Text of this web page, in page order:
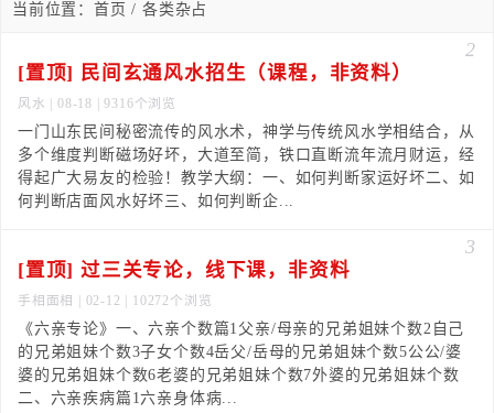
当前位置： 首页 / 各类杂占
2
[置顶] 民间玄通风水招生（课程，非资料）
风水 | 08-18 | 9316个浏览
一门山东民间秘密流传的风水术，神学与传统风水学相结合，从
多个维度判断磁场好坏，大道至简，铁口直断流年流月财运，经
得起广大易友的检验！教学大纲：一、如何判断家运好坏二、如
何判断店面风水好坏三、如何判断企...
3
[置顶] 过三关专论，线下课，非资料
手相面相 | 02-12 | 10272个浏览
《六亲专论》一、六亲个数篇1父亲/母亲的兄弟姐妹个数2自己
的兄弟姐妹个数3子女个数4岳父/岳母的兄弟姐妹个数5公公/婆
婆的兄弟姐妹个数6老婆的兄弟姐妹个数7外婆的兄弟姐妹个数
二、六亲疾病篇1六亲身体病...